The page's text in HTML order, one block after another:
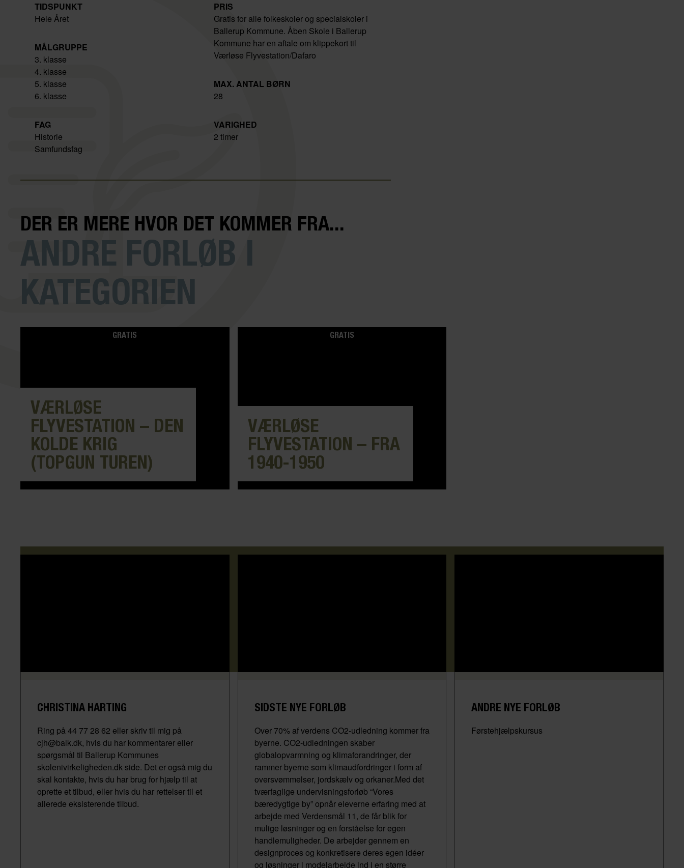
TIDSPUNKT
Hele Året
MÅLGRUPPE
3. klasse
4. klasse
5. klasse
6. klasse
FAG
Historie
Samfundsfag
PRIS
Gratis for alle folkeskoler og specialskoler i
Ballerup Kommune. Åben Skole i Ballerup
Kommune har en aftale om klippekort til
Værløse Flyvestation/Dafaro
MAX. ANTAL BØRN
28
VARIGHED
2 timer
DER ER MERE HVOR DET KOMMER FRA...
ANDRE FORLØB I
KATEGORIEN
GRATIS
VÆRLØSE
FLYVESTATION – DEN
KOLDE KRIG
(TOPGUN TUREN)
GRATIS
VÆRLØSE
FLYVESTATION – FRA
1940-1950
CHRISTINA HARTING
Ring på 44 77 28 62 eller skriv til mig på
cjh@balk.dk, hvis du har kommentarer eller
spørgsmål til Ballerup Kommunes
skolenivirkeligheden.dk side. Det er også mig du
skal kontakte, hvis du har brug for hjælp til at
oprette et tilbud, eller hvis du har rettelser til et
allerede eksisterende tilbud.
SIDSTE NYE FORLØB
Over 70% af verdens CO2-udledning kommer fra
byerne. CO2-udledningen skaber
globalopvarmning og klimaforandringer, der
rammer byerne som klimaudfordringer i form af
oversvømmelser, jordskælv og orkaner.Med det
tværfaglige undervisningsforløb “Vores
bæredygtige by” opnår eleverne erfaring med at
arbejde med Verdensmål 11, de får blik for
mulige løsninger og en forståelse for egen
handlemuligheder. De arbejder gennem en
designproces og konkretisere deres egen idéer
og løsninger i modelarbejde ind i en større
ANDRE NYE FORLØB
Førstehjælpskursus